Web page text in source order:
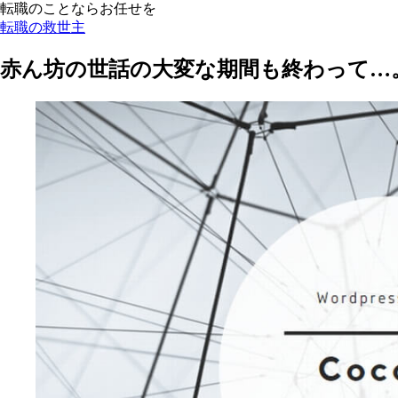
転職のことならお任せを
転職の救世主
赤ん坊の世話の大変な期間も終わって…